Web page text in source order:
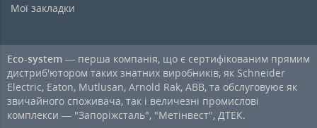
Мої закладки
Eco-system — перша компанія, що є сертифікованим прямим
дистриб'ютором таких знатних виробників, як Schneider
Electric, Eaton, Mutlusan, Arnold Rak, ABB, та обслуговуює як
звичайного споживача, так і величезні промислові
комплекси — "Запоріжсталь", "Метінвест", ДТЕК.